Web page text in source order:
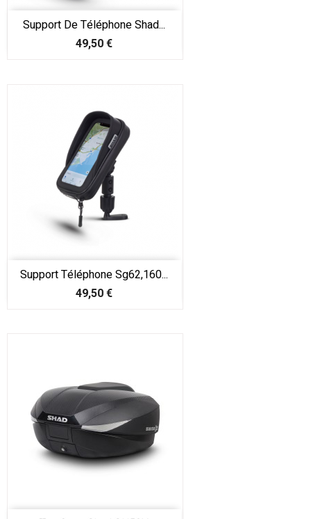
Support De Téléphone Shad...
Prix
49,50 €
Support Téléphone Sg62,160...
Prix
49,50 €